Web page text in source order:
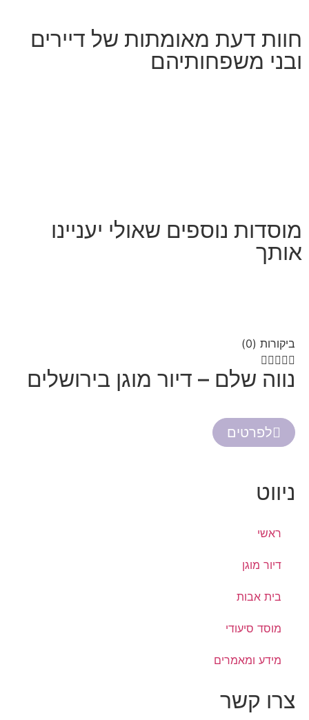
חוות דעת מאומתות של דיירים
ובני משפחותיהם
מוסדות נוספים שאולי יעניינו
אותך
ביקורות (0)

נווה שלם – דיור מוגן בירושלים
לפרטים
ניווט
ראשי
דיור מוגן
בית אבות
מוסד סיעודי
מידע ומאמרים
צרו קשר